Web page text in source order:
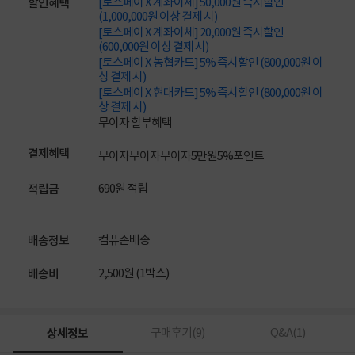
할인혜택
[토스페이 X 계좌이체] 50,000원 즉시할인
(1,000,000원 이상 결제 시)
[토스페이 X 계좌이체] 20,000원 즉시할인
(600,000원 이상 결제 시)
[토스페이 X 농협카드] 5% 즉시할인 (800,000원 이
상 결제 시)
[토스페이 X 현대카드] 5% 즉시할인 (800,000원 이
상 결제 시)
무이자 할부혜택
결제혜택 무이자무이자무이자5만원5%포인트
적립금 690원 적립
배송정보 컴퓨존배송
배송비 2,500원 (1박스)
상세정보 구매후기(9) Q&A(1)